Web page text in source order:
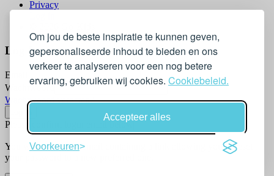
Om jou de beste inspiratie te kunnen geven,
gepersonaliseerde inhoud te bieden en ons
verkeer te analyseren voor een nog betere
ervaring, gebruiken wij cookies. Cookiebeleid.
Accepteer alles
Voorkeuren
Privacy
Log In
Email
Wachtwoord
Wachtwoord vergeten?
Please confirm login email below
You will receive an email containing a link allowing you to reset
your password to a new preferred one.